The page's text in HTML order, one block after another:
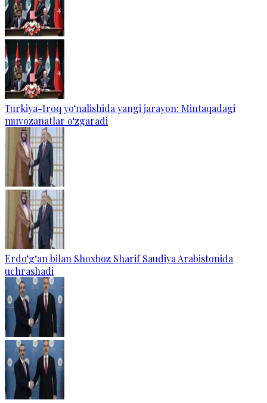
Turkiya-Iroq yo‘nalishida yangi jarayon: Mintaqadagi
muvozanatlar o‘zgaradi
Erdo‘g‘an bilan Shoxboz Sharif Saudiya Arabistonida
uchrashadi